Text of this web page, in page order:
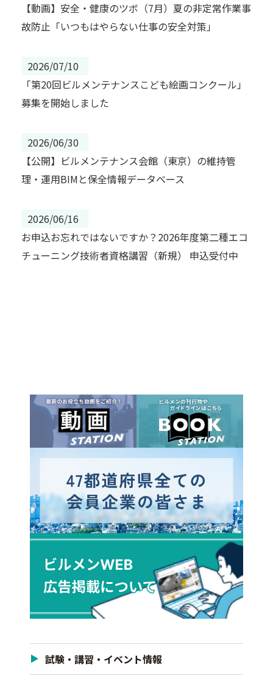
【動画】安全・健康のツボ（7月）夏の非定常作業事
故防止「いつもはやらない仕事の安全対策」
2026/07/10
「第20回ビルメンテナンスこども絵画コンクール」
募集を開始しました
2026/06/30
【公開】ビルメンテナンス会館（東京）の維持管
理・運用BIMと保全情報データベース
2026/06/16
お申込お忘れではないですか？2026年度第二種エコ
チューニング技術者資格講習（新規） 申込受付中
試験・講習・イベント情報